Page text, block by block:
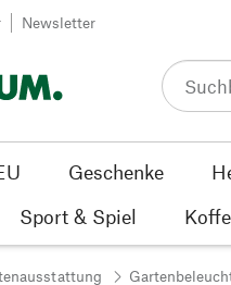
Newsletter
Geschenke
Sport & Spiel